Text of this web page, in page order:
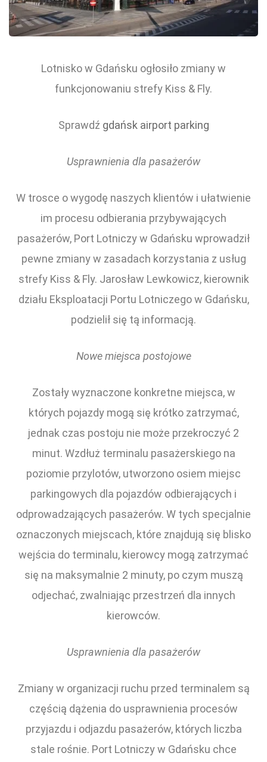
Lotnisko w Gdańsku ogłosiło zmiany w
funkcjonowaniu strefy Kiss & Fly.
Sprawdź gdańsk airport parking
Usprawnienia dla pasażerów
W trosce o wygodę naszych klientów i ułatwienie
im procesu odbierania przybywających
pasażerów, Port Lotniczy w Gdańsku wprowadził
pewne zmiany w zasadach korzystania z usług
strefy Kiss & Fly. Jarosław Lewkowicz, kierownik
działu Eksploatacji Portu Lotniczego w Gdańsku,
podzielił się tą informacją.
Nowe miejsca postojowe
Zostały wyznaczone konkretne miejsca, w
których pojazdy mogą się krótko zatrzymać,
jednak czas postoju nie może przekroczyć 2
minut. Wzdłuż terminalu pasażerskiego na
poziomie przylotów, utworzono osiem miejsc
parkingowych dla pojazdów odbierających i
odprowadzających pasażerów. W tych specjalnie
oznaczonych miejscach, które znajdują się blisko
wejścia do terminalu, kierowcy mogą zatrzymać
się na maksymalnie 2 minuty, po czym muszą
odjechać, zwalniając przestrzeń dla innych
kierowców.
Usprawnienia dla pasażerów
Zmiany w organizacji ruchu przed terminalem są
częścią dążenia do usprawnienia procesów
przyjazdu i odjazdu pasażerów, których liczba
stale rośnie. Port Lotniczy w Gdańsku chce